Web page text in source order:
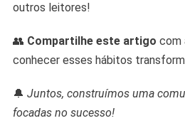
outros leitores!
👥 Compartilhe este artigo com
conhecer esses hábitos
🔔 Juntos, construímos uma
focadas no sucesso!